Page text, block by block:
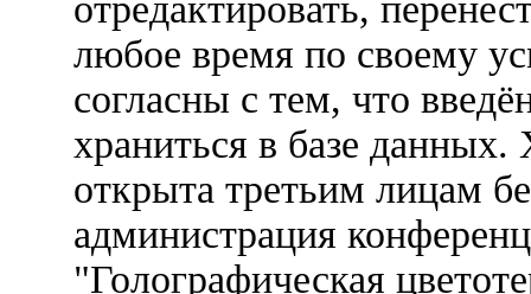
отредактировать,
любое время по своему
согласны с тем, что
храниться в базе
открыта третьим лицам
администрация
"Голографическая